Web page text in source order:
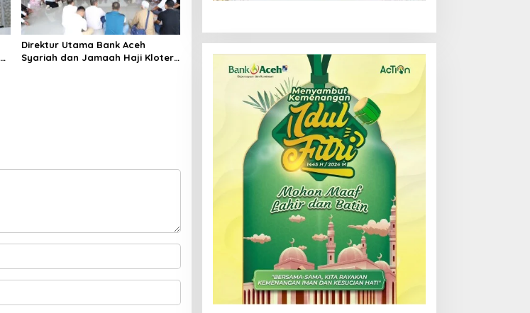
Direktur Utama Bank Aceh
Syariah dan Jamaah Haji Kloter